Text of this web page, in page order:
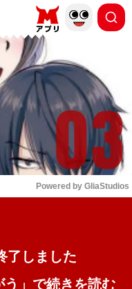
もっと読む
Powered by GliaStudios
了しました
」で続きを読む